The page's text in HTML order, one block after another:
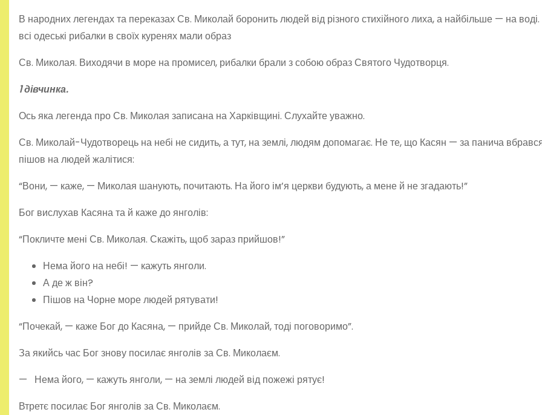
В народних легендах та переказах Св. Миколай боронить людей від різного стихійного лиха, а найбільше — на
всі одеські рибалки в своїх куренях мали образ
Св. Ми­колая. Виходячи в море на промисел, рибалки брали з собою образ Святого Чудотворця.
1 дівчинка.
Ось яка легенда про Св. Миколая записана на Харківщині. Слухайте уважно.
Св. Миколай-Чудотворець на небі не сидить, а тут, на землі, людям допомагає. Не те, що Касян — за панича
пішов на людей жалітися:
“Вони, — каже, — Миколая шану­ють, почитають. На його ім’я церкви будують, а мене й не зга­дають!”
Бог вислухав Касяна та й каже до янголів:
“Покличте мені Св. Миколая. Скажіть, щоб зараз прийшов!”
Нема його на небі! — кажуть янголи.
А де ж він?
Пішов на Чорне море людей рятувати!
“Почекай, — каже Бог до Касяна, — прийде Св. Миколай, тоді поговоримо”.
За якийсь час Бог знову посилає янголів за Св. Миколаєм.
— Нема його, — кажуть янголи, — на землі людей від пожежі рятує!
Втретє посилає Бог янголів за Св. Миколаєм.